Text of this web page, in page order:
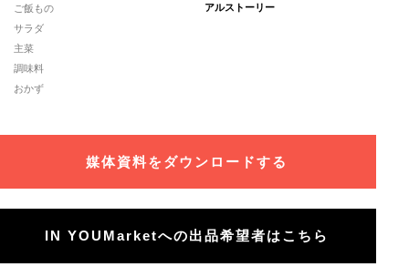
ご飯もの
サラダ
主菜
調味料
おかず
アルストーリー
媒体資料をダウンロードする
IN YOUMarketへの出品希望者はこちら